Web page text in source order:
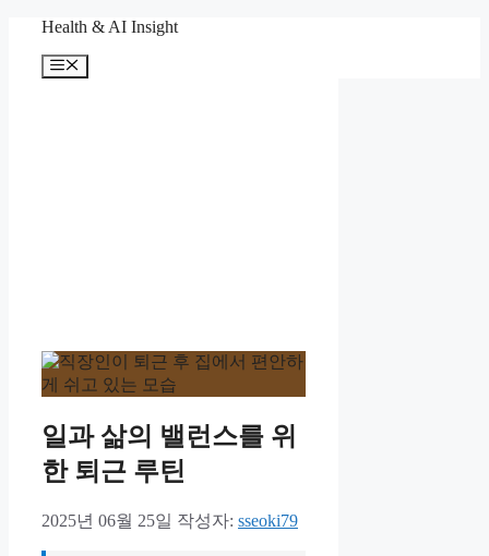
Health & AI Insight
메
일과 삶의 밸런스를 위
한 퇴근 루틴
2025년 06월 25일 작성자: sseoki79